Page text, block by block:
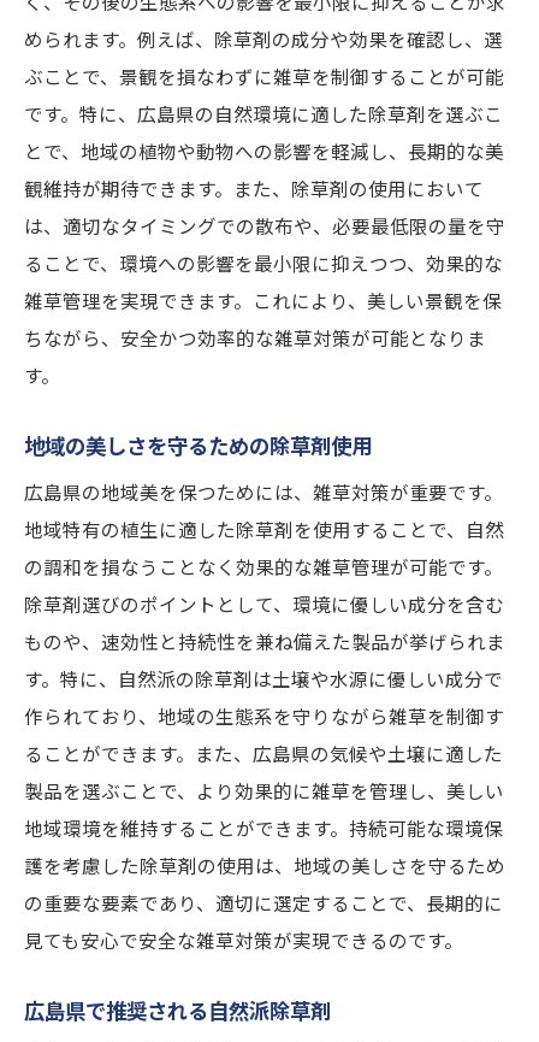
められます。例えば、除草剤の成分や効果を確認し、選
ぶことで、景観を損なわずに雑草を制御することが可能
です。特に、広島県の自然環境に適した除草剤を選ぶこ
とで、地域の植物や動物への影響を軽減し、長期的な美
観維持が期待できます。また、除草剤の使用において
は、適切なタイミングでの散布や、必要最低限の量を守
ることで、環境への影響を最小限に抑えつつ、効果的な
雑草管理を実現できます。これにより、美しい景観を保
ちながら、安全かつ効率的な雑草対策が可能となりま
す。
地域の美しさを守るための除草剤使用
広島県の地域美を保つためには、雑草対策が重要です。
地域特有の植生に適した除草剤を使用することで、自然
の調和を損なうことなく効果的な雑草管理が可能です。
除草剤選びのポイントとして、環境に優しい成分を含む
ものや、速効性と持続性を兼ね備えた製品が挙げられま
す。特に、自然派の除草剤は土壌や水源に優しい成分で
作られており、地域の生態系を守りながら雑草を制御す
ることができます。また、広島県の気候や土壌に適した
製品を選ぶことで、より効果的に雑草を管理し、美しい
地域環境を維持することができます。持続可能な環境保
護を考慮した除草剤の使用は、地域の美しさを守るため
の重要な要素であり、適切に選定することで、長期的に
見ても安心で安全な雑草対策が実現できるのです。
広島県で推奨される自然派除草剤